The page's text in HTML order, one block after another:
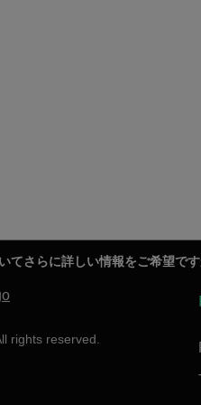
てさらに詳しい情報をご希望です
rights reserved.